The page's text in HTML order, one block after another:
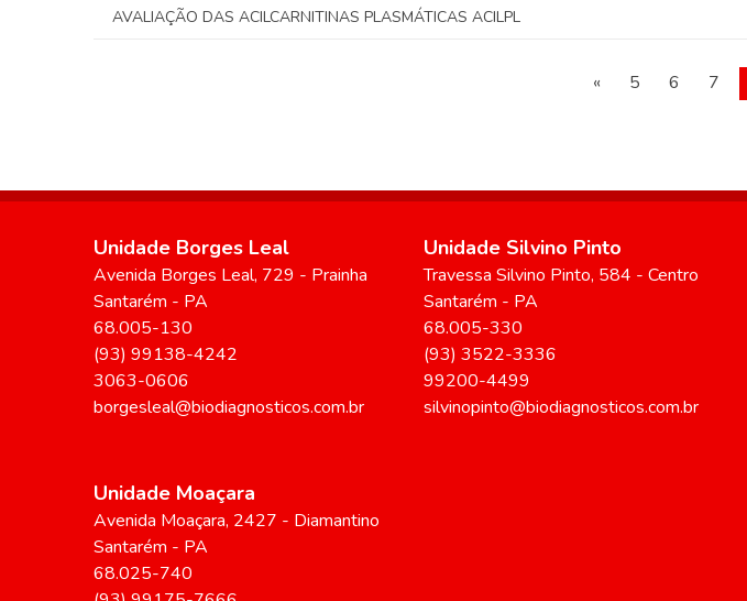
AVALIAÇÃO DAS ACILCARNITINAS PLASMÁTICAS ACILPL
« 5 6 7
Unidade Borges Leal
Avenida Borges Leal, 729 - Prainha
Santarém - PA
68.005-130
(93) 99138-4242
3063-0606
borgesleal@biodiagnosticos.com.br
Unidade Silvino Pinto
Travessa Silvino Pinto, 584 - Centro
Santarém - PA
68.005-330
(93) 3522-3336
99200-4499
silvinopinto@biodiagnosticos.com.br
Unidade Moaçara
Avenida Moaçara, 2427 - Diamantino
Santarém - PA
68.025-740